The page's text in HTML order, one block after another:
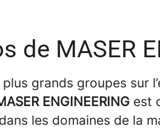
de MASER
grands groupes sur
ENGINEERING est
les domaines de la